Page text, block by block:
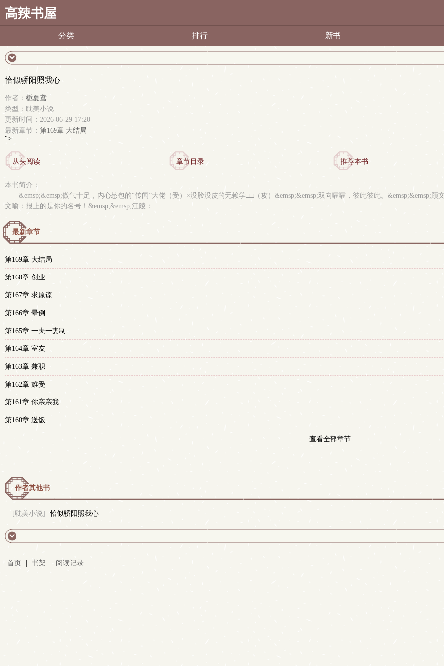
高辣书屋
分类 排行 新书
恰似骄阳照我心
作者： 栀夏鸢
类型：耽美小说
更新时间：2026-06-29 17:20
最新章节： 第169章 大结局
">
从头阅读 章节目录 推荐本书
本书简介：
&emsp;&emsp;傲气十足，内心怂包的“传闻”大佬（受）×没脸没皮的无赖学□□（攻）&emsp;&emsp;双向嚯嚯，彼此彼此。&emsp;&emsp;
文喻：报上的是你的名号！&emsp;&emsp;江陵：……
最新章节
第169章 大结局
第168章 创业
第167章 求原谅
第166章 晕倒
第165章 一夫一妻制
第164章 室友
第163章 兼职
第162章 难受
第161章 你亲亲我
第160章 送饭
查看全部章节...
作者其他书
[耽美小说] 恰似骄阳照我心
首页 书架 阅读记录